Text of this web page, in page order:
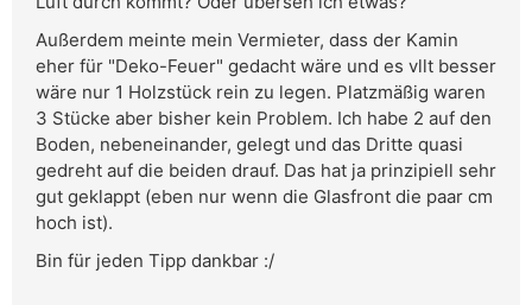
Außerdem meinte mein Vermieter, dass der Kamin
eher für "Deko-Feuer" gedacht wäre und es vllt besser
wäre nur 1 Holzstück rein zu legen. Platzmäßig waren
3 Stücke aber bisher kein Problem. Ich habe 2 auf den
Boden, nebeneinander, gelegt und das Dritte quasi
gedreht auf die beiden drauf. Das hat ja prinzipiell sehr
gut geklappt (eben nur wenn die Glasfront die paar cm
hoch ist).
Bin für jeden Tipp dankbar :/